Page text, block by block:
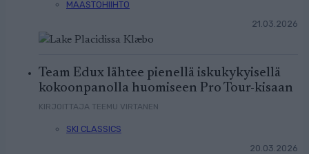
MAASTOHIIHTO
21.03.2026
Team Edux lähtee pienellä iskukykyisellä
kokoonpanolla huomiseen Pro Tour-kisaan
KIRJOITTAJA TEEMU VIRTANEN
SKI CLASSICS
20.03.2026